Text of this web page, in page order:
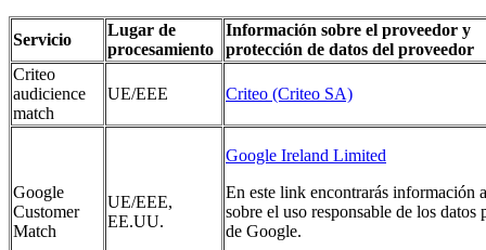
Servicio
Lugar de
procesamiento
Información sobre el proveedor y
protección de datos del proveedor
Criteo
audicience
match
UE/EEE Criteo (Criteo SA)
Google
Customer
Match
UE/EEE,
EE.UU.
Google Ireland Limited
En este link encontrarás información
sobre el uso responsable de los datos
de Google.